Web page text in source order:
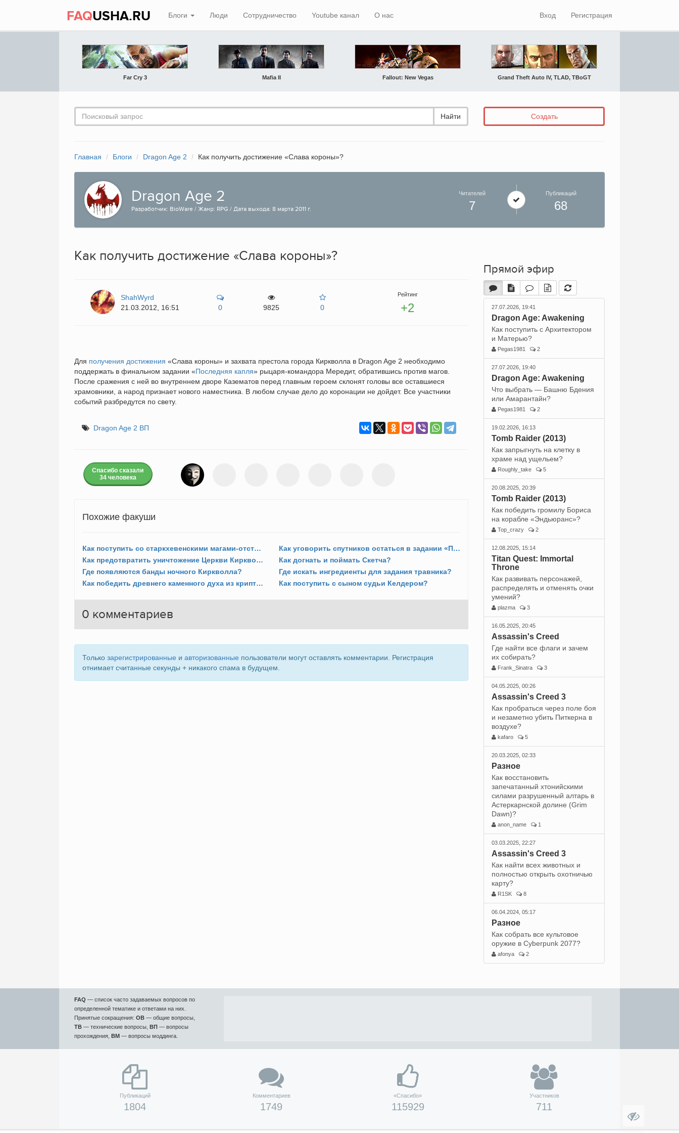
FAQUSHA.RU Блоги Люди Сотрудничество Youtube канал О нас Вход Регистрация
Far Cry 3 Mafia II Fallout: New Vegas Grand Theft Auto IV, TLAD, TBoGT
Найти Создать
Главная Блоги Dragon Age 2 Как получить достижение «Слава короны»?
Dragon Age 2
Разработчик: BioWare / Жанр: RPG / Дата выхода: 8 марта 2011 г.
Читателей
7
Публикаций
68
Как получить достижение «Слава короны»?
ShahWyrd
21.03.2012, 16:51
0 9825 0
Рейтинг
+2
Для получения достижения «Слава короны» и захвата престола города Киркволла в Dragon Age 2 необходимо
поддержать в финальном задании «Последняя капля» рыцаря-командора Мередит, обратившись против магов.
После сражения с ней во внутреннем дворе Казематов перед главным героем склонят головы все оставшиеся
храмовники, а народ признает нового наместника. В любом случае дело до коронации не дойдет. Все участники
событий разбредутся по свету.
Dragon Age 2 ВП
Спасибо сказали
34 человека
Похожие факуши
Как поступить со старкхевенскими магами-отступниками?
Как уговорить спутников остаться в задании «Последняя капля»?
Как предотвратить уничтожение Церкви Киркволла?
Как догнать и поймать Скетча?
Где появляются банды ночного Киркволла?
Где искать ингредиенты для задания травника?
Как победить древнего каменного духа из крипты и открыть достижение «Холоден, как камень»?
Как поступить с сыном судьи Келдером?
0 комментариев
Только зарегистрированные и авторизованные пользователи могут оставлять комментарии. Регистрация
отнимает считанные секунды + никакого спама в будущем.
Прямой эфир
27.07.2026, 19:41
Dragon Age: Awakening
Как поступить с Архитектором
и Матерью?
Pegas1981 2
27.07.2026, 19:40
Dragon Age: Awakening
Что выбрать — Башню Бдения
или Амарантайн?
Pegas1981 2
19.02.2026, 16:13
Tomb Raider (2013)
Как запрыгнуть на клетку в
храме над ущельем?
Roughly_take 5
20.08.2025, 20:39
Tomb Raider (2013)
Как победить громилу Бориса
на корабле «Эндьюранс»?
Top_crazy 2
12.08.2025, 15:14
Titan Quest: Immortal
Throne
Как развивать персонажей,
распределять и отменять очки
умений?
plazma 3
16.05.2025, 20:45
Assassin's Creed
Где найти все флаги и зачем
их собирать?
Frank_Sinatra 3
04.05.2025, 00:26
Assassin's Creed 3
Как пробраться через поле боя
и незаметно убить Питкерна в
воздухе?
kafaro 5
20.03.2025, 02:33
Разное
Как восстановить
запечатанный хтонийскими
силами разрушенный алтарь в
Астеркарнской долине (Grim
Dawn)?
anon_name 1
03.03.2025, 22:27
Assassin's Creed 3
Как найти всех животных и
полностью открыть охотничью
карту?
R1SK 8
06.04.2024, 05:17
Разное
Как собрать все культовое
оружие в Cyberpunk 2077?
afonya 2
FAQ — список часто задаваемых вопросов по
определенной тематике и ответами на них.
Принятые сокращения: ОВ — общие вопросы,
ТВ — технические вопросы, ВП — вопросы
прохождения, ВМ — вопросы моддинга.
Публикаций
1804
Комментариев
1749
«Спасибо»
115929
Участников
711